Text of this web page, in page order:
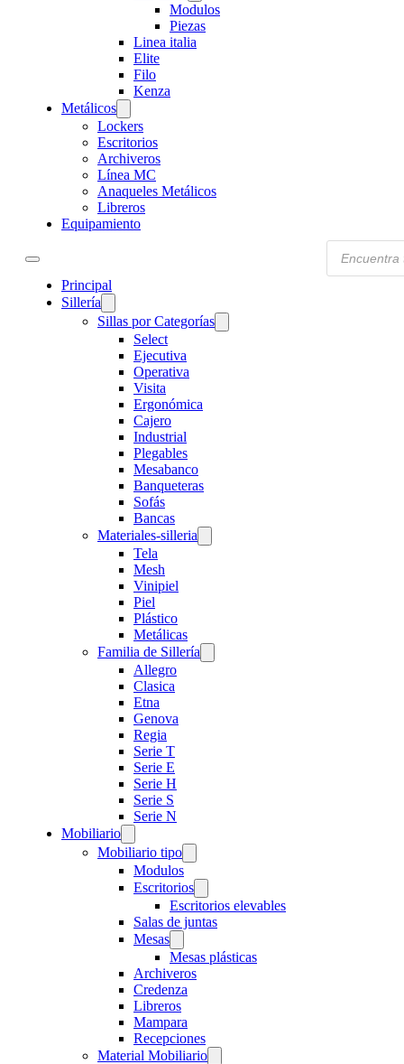
Modulos
Piezas
Linea italia
Elite
Filo
Kenza
Metálicos
Lockers
Escritorios
Archiveros
Línea MC
Anaqueles Metálicos
Libreros
Equipamiento
Principal
Sillería
Sillas por Categorías
Select
Ejecutiva
Operativa
Visita
Ergonómica
Cajero
Industrial
Plegables
Mesabanco
Banqueteras
Sofás
Bancas
Materiales-silleria
Tela
Mesh
Vinipiel
Piel
Plástico
Metálicas
Familia de Sillería
Allegro
Clasica
Etna
Genova
Regia
Serie T
Serie E
Serie H
Serie S
Serie N
Mobiliario
Mobiliario tipo
Modulos
Escritorios
Escritorios elevables
Salas de juntas
Mesas
Mesas plásticas
Archiveros
Credenza
Libreros
Mampara
Recepciones
Material Mobiliario
Products
search